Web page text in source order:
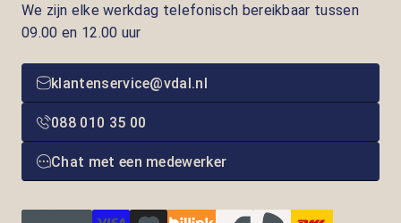
We zijn elke werkdag telefonisch bereikbaar tussen
09.00 en 12.00 uur
klantenservice@vdal.nl
088 010 35 00
Chat met een medewerker